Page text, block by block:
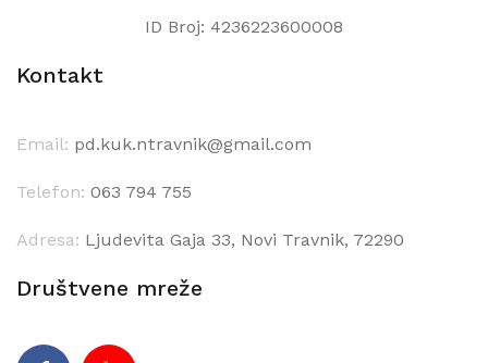
ID Broj: 4236223600008
Kontakt
Email: pd.kuk.ntravnik@gmail.com
Telefon: 063 794 755
Adresa: Ljudevita Gaja 33, Novi Travnik, 72290
Društvene mreže